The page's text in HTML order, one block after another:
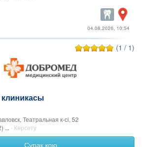
04.08.2026, 10:54
(1 / 1)
Театральная к-сі, 52
... - Көрсету
Сұрақ қою